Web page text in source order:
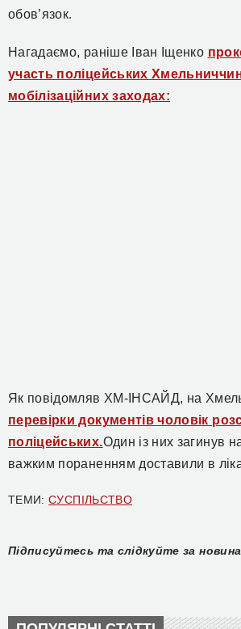
обов’язок.
Нагадаємо, раніше Іван Іщенко
участь поліцейських
мобілізаційних заходах:
Як повідомляв ХМ-ІНСАЙД, на
перевірки документів чоловік
поліцейських.Один із них загинув
важким пораненням доставили в
ТЕМИ:СУСПІЛЬСТВО
Підписуйтесь та слідкуйте за